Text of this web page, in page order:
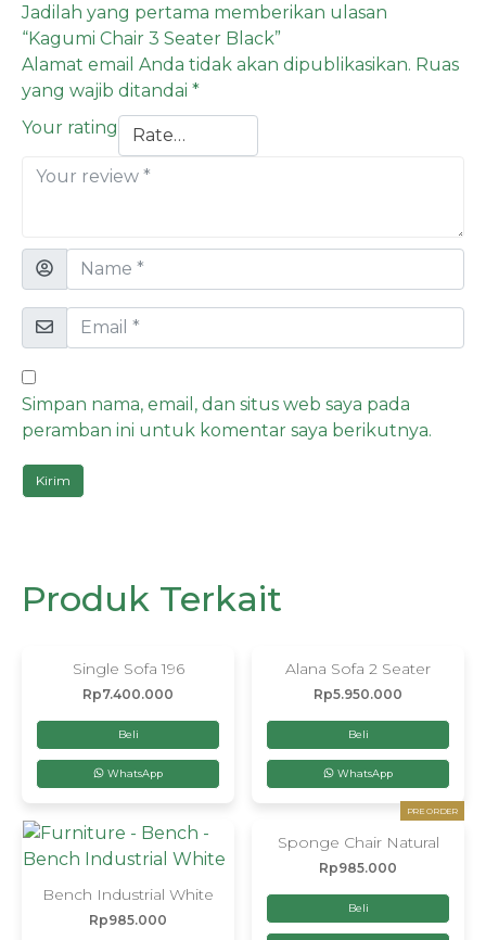
Jadilah yang pertama memberikan ulasan
“Kagumi Chair 3 Seater Black”
Alamat email Anda tidak akan dipublikasikan. Ruas
yang wajib ditandai *
Your rating
Simpan nama, email, dan situs web saya pada
peramban ini untuk komentar saya berikutnya.
Produk Terkait
Single Sofa 196
Rp7.400.000
Beli
WhatsApp
Alana Sofa 2 Seater
Rp5.950.000
Beli
WhatsApp
Bench Industrial White
Rp985.000
PRE ORDER
Sponge Chair Natural
Rp985.000
Beli